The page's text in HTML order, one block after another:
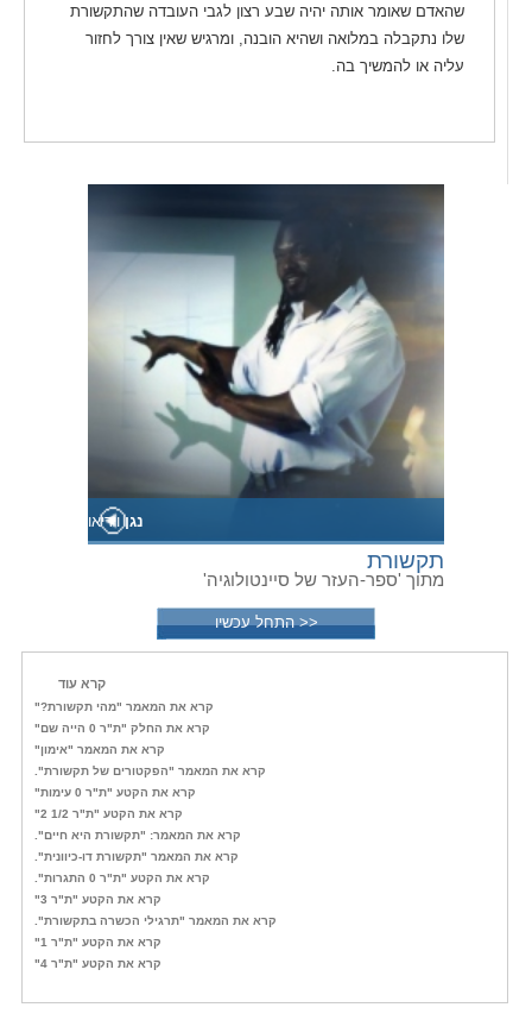
נגן וידיאו
תקשורת
מתוך 'ספר-העזר של סיינטולוגיה'
<< התחל עכשיו
שהאדם שאומר אותה יהיה שבע רצון לגבי העובדה שהתקשורת
שלו נתקבלה במלואה ושהיא הובנה, ומרגיש שאין צורך לחזור
עליה או להמשיך בה.
קרא עוד
קרא את המאמר "מהי תקשורת?"
קרא את החלק "ת"ר 0 הייה שם"
קרא את המאמר "אימון"
קרא את המאמר "הפקטורים של תקשורת".
קרא את הקטע "ת"ר 0 עימות"
קרא את הקטע "ת"ר 1/2 2"
קרא את המאמר: "תקשורת היא חיים".
קרא את המאמר "תקשורת דו-כיוונית".
קרא את הקטע "ת"ר 0 התגרות".
קרא את הקטע "ת"ר 3"
קרא את המאמר "תרגילי הכשרה בתקשורת".
קרא את הקטע "ת"ר 1"
קרא את הקטע "ת"ר 4"